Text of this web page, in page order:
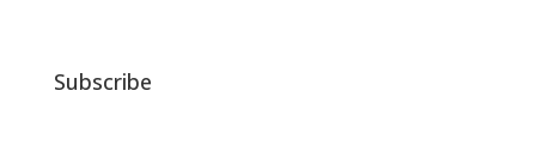
Subscribe